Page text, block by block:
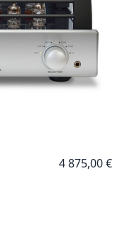
4 875,00 €